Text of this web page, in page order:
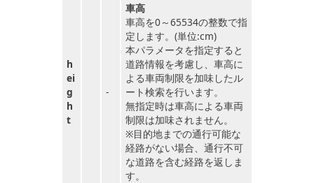
h
ei
g
h
t
-
車高
車高を0～65534の整数で指
定します。(単位:cm)
本パラメータを指定すると
道路情報を考慮し、車高に
よる車両制限を加味したル
ート検索を行います。
無指定時は車高による車両
制限は加味されません。
※目的地までの通行可能な
経路がない場合、通行不可
な道路を含む経路を返しま
す。